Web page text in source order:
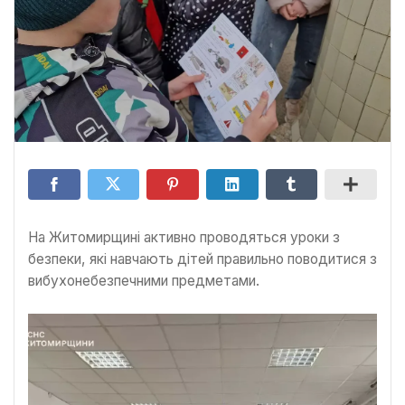
На Житомирщині активно проводяться уроки з
безпеки, які навчають дітей правильно поводитися з
вибухонебезпечними предметами.